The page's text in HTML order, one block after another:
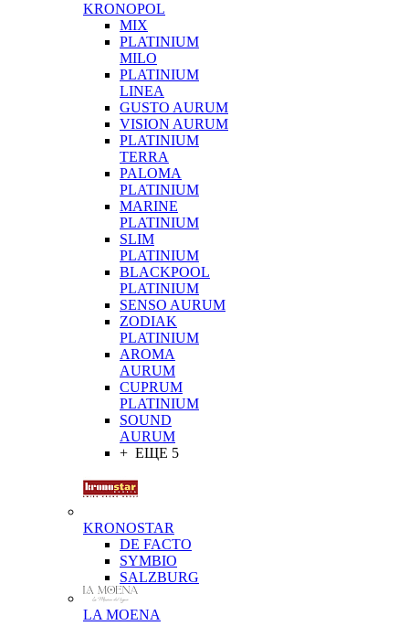
KRONOPOL
MIX
PLATINIUM
MILO
PLATINIUM
LINEA
GUSTO AURUM
VISION AURUM
PLATINIUM
TERRA
PALOMA
PLATINIUM
MARINE
PLATINIUM
SLIM
PLATINIUM
BLACKPOOL
PLATINIUM
SENSO AURUM
ZODIAK
PLATINIUM
AROMA
AURUM
CUPRUM
PLATINIUM
SOUND
AURUM
+ ЕЩЕ 5
KRONOSTAR
DE FACTO
SYMBIO
SALZBURG
LA MOENA